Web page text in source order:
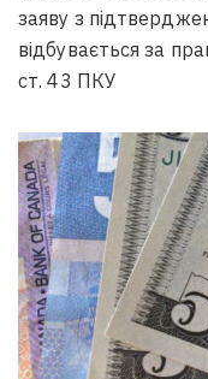
заяву з
відбувається за
ст. 43 ПКУ